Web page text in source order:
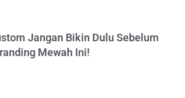
Jangan Bikin Dulu Sebelum
Mewah Ini!